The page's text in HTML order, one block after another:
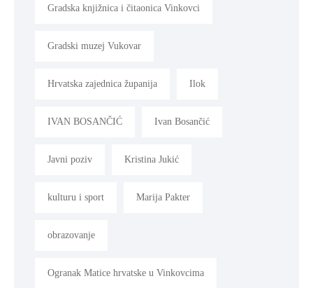
Gradska knjižnica i čitaonica Vinkovci
Gradski muzej Vukovar
Hrvatska zajednica županija Ilok
IVAN BOSANČIĆ Ivan Bosančić
Javni poziv Kristina Jukić
kulturu i sport Marija Pakter
obrazovanje
Ogranak Matice hrvatske u Vinkovcima